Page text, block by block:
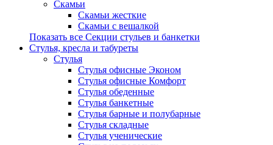
Скамьи
Скамьи жесткие
Скамьи с вешалкой
Показать все Секции стульев и банкетки
Стулья, кресла и табуреты
Стулья
Стулья офисные Эконом
Стулья офисные Комфорт
Стулья обеденные
Стулья банкетные
Стулья барные и полубарные
Стулья складные
Стулья ученические